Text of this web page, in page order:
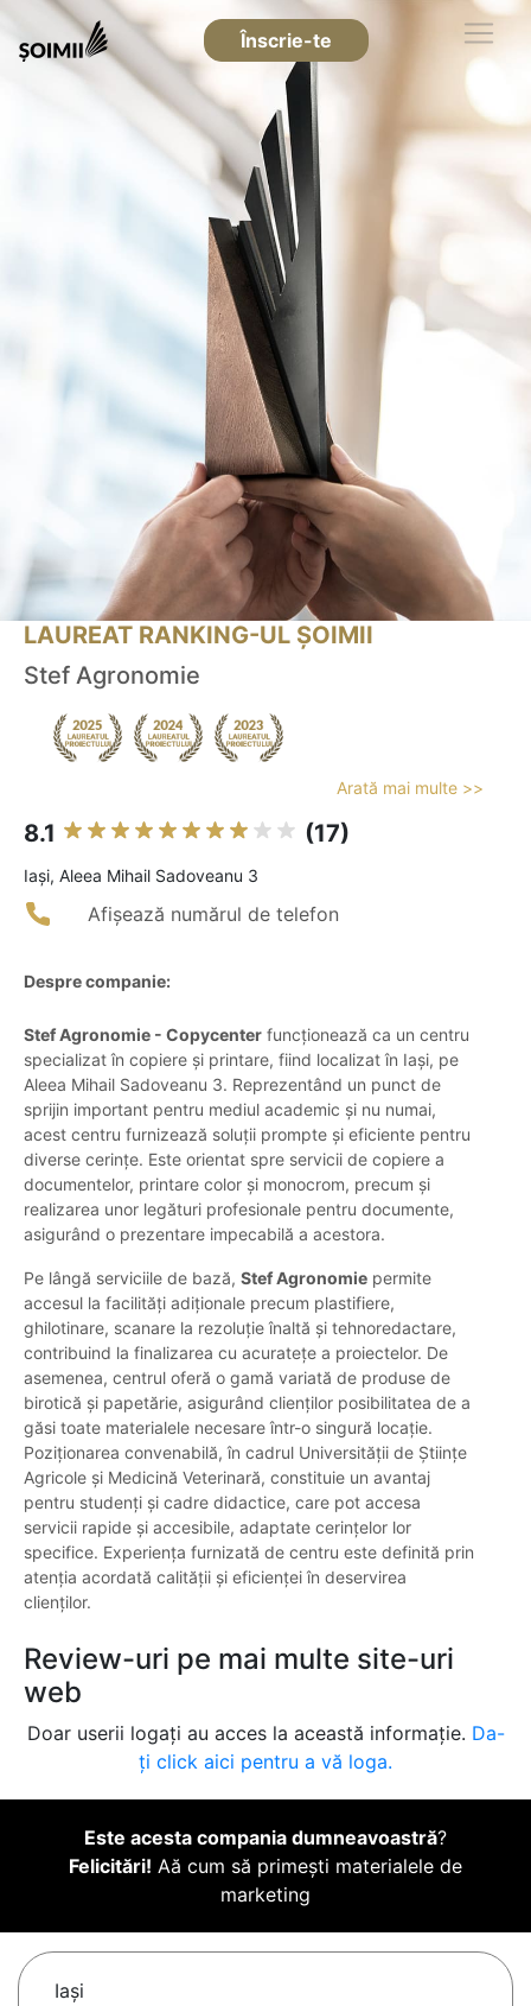
Înscrie-te
LAUREAT RANKING-UL ȘOIMII
Stef Agronomie
Arată mai multe >>
8.1 (17)
Iaşi, Aleea Mihail Sadoveanu 3
Afișează numărul de telefon
Despre companie:
Stef Agronomie - Copycenter funcționează ca un centru
specializat în copiere și printare, fiind localizat în Iași, pe
Aleea Mihail Sadoveanu 3. Reprezentând un punct de
sprijin important pentru mediul academic și nu numai,
acest centru furnizează soluții prompte și eficiente pentru
diverse cerințe. Este orientat spre servicii de copiere a
documentelor, printare color și monocrom, precum și
realizarea unor legături profesionale pentru documente,
asigurând o prezentare impecabilă a acestora.
Pe lângă serviciile de bază, Stef Agronomie permite
accesul la facilități adiționale precum plastifiere,
ghilotinare, scanare la rezoluție înaltă și tehnoredactare,
contribuind la finalizarea cu acuratețe a proiectelor. De
asemenea, centrul oferă o gamă variată de produse de
birotică și papetărie, asigurând clienților posibilitatea de a
găsi toate materialele necesare într-o singură locație.
Poziționarea convenabilă, în cadrul Universității de Științe
Agricole și Medicină Veterinară, constituie un avantaj
pentru studenți și cadre didactice, care pot accesa
servicii rapide și accesibile, adaptate cerințelor lor
specifice. Experiența furnizată de centru este definită prin
atenția acordată calității și eficienței în deservirea
clienților.
Review-uri pe mai multe site-uri
web
Doar userii logați au acces la această informație. Da-
ți click aici pentru a vă loga.
Este acesta compania dumneavoastră?
Felicitări! Aă cum să primești materialele de
marketing
Iaşi